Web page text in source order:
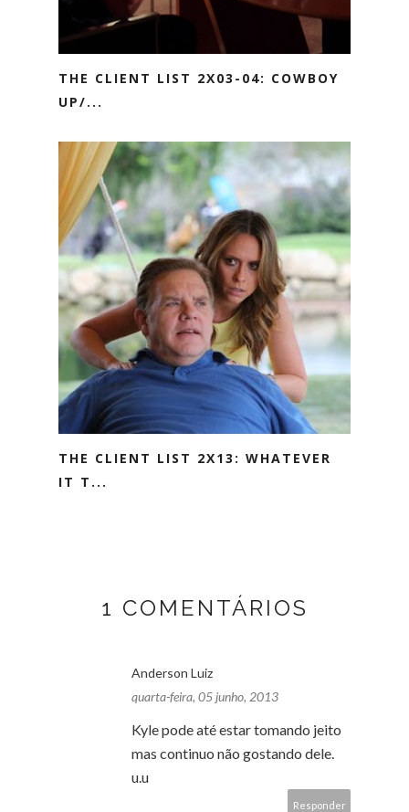
THE CLIENT LIST 2X03-04: COWBOY
UP/...
THE CLIENT LIST 2X13: WHATEVER
IT T...
1 COMENTÁRIOS
Anderson Luiz
quarta-feira, 05 junho, 2013
Kyle pode até estar tomando jeito
mas continuo não gostando dele.
u.u
Responder